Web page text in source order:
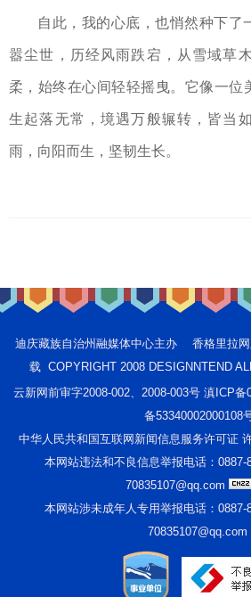
自此，我的心底，也悄然种下了
嚣尘世，历经风雨跌宕，从雪域草
柔，始终在心间轻轻摇曳。它像一位
生起落无常，境遇万般辗转，皆当
雨，向阳而生，坚韧生长。
迪庆藏族自治州融媒体中心主办 香格里拉
载 COPYRIGHT 2008 DESIGNNTEND
云新网前审字2008-002、2008-003号 滇ICP备
备53340002000108
中华人民共和国互联网新闻信息服务许可证
本网站违法和不良信息举报电话：0887-
70835107@qq.com
本网站涉未成年人专用举报电话：0887-
70835107@qq.com